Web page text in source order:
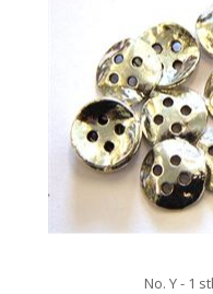
No. Y - 1